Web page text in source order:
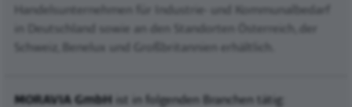
Handelsunternehmen für Industrie- und Kommunalbedarf
in Deutschland sowie an den Standorten Österreich, der
Schweiz, Benelux und Großbritannien erhältlich.
MORAVIA GmbH ist in folgenden Branchen tätig: